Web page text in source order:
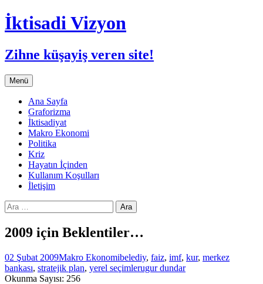
İktisadi Vizyon
Zihne küşayiş veren site!
Menü İçeriğe
atla
Ana Sayfa
Graforizma
İktisadiyat
Makro Ekonomi
Politika
Kriz
Hayatın İçinden
Kullanım Koşulları
İletişim
Arama:
2009 için Beklentiler…
02 Şubat 2009Makro Ekonomibelediy, faiz, imf, kur, merkez
bankası, stratejik plan, yerel seçimlerugur dundar
Okunma Sayısı: 256